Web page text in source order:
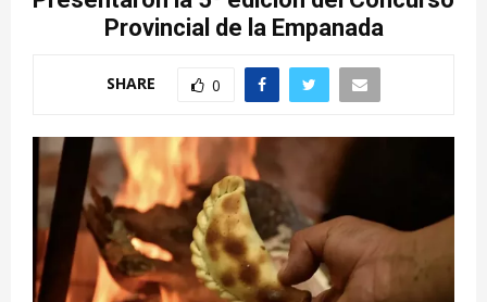
Provincial de la Empanada
SHARE 0